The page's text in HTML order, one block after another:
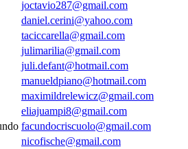
joctavio287@gmail.com
daniel.cerini@yahoo.com
taciccarella@gmail.com
julimarilia@gmail.com
juli.defant@hotmail.com
manueldpiano@hotmail.com
maximildrelewicz@gmail.com
eliajuampi8@gmail.com
facundocriscuolo@gmail.com
nicofische@gmail.com